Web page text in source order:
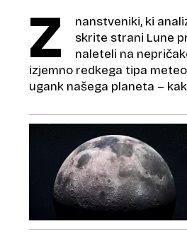
Z
nanstveniki, ki
skrite strani Lune
naleteli na
izjemno redkega tipa
ugank našega planeta –